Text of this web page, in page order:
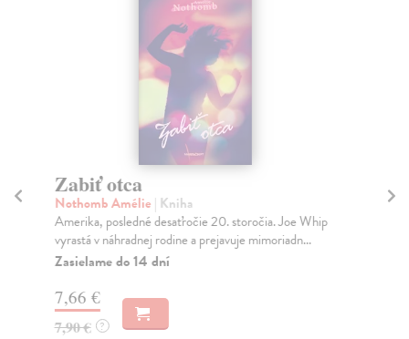
Zabiť otca
Nothomb Amélie | Kniha
Amerika, posledné desaťročie 20. storočia. Joe Whip
vyrastá v náhradnej rodine a prejavuje mimoriadn...
Zasielame do 14 dní
7,66 €
7,90 € ?